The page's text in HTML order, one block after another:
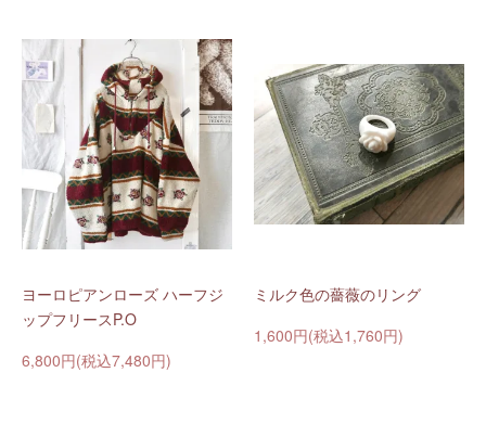
ヨーロピアンローズ ハーフジ
ップフリースP.O
6,800円(税込7,480円)
ミルク色の薔薇のリング
1,600円(税込1,760円)